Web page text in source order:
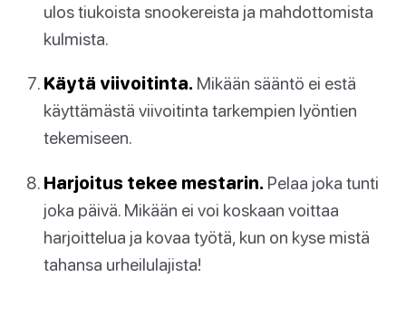
ulos tiukoista snookereista ja mahdottomista
kulmista.
Käytä viivoitinta. Mikään sääntö ei estä
käyttämästä viivoitinta tarkempien lyöntien
tekemiseen.
Harjoitus tekee mestarin. Pelaa joka tunti
joka päivä. Mikään ei voi koskaan voittaa
harjoittelua ja kovaa työtä, kun on kyse mistä
tahansa urheilulajista!